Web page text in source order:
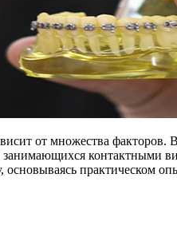
от множества факторов.
контактными
практическом